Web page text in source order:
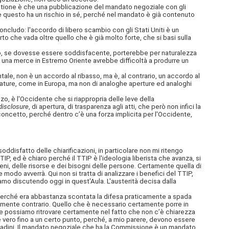
è che una pubblicazione del mandato negoziale con gli
ha un rischio in sé, perché nel mandato è già contenuto
l'accordo di libero scambio con gli Stati Uniti è un
che vada oltre quello che è già molto forte, che si basi sulla
se dovesse essere soddisfacente, porterebbe per naturalezza
merce in Estremo Oriente avrebbe difficoltà a produrre un
non è un accordo al ribasso, ma è, al contrario, un accordo al
come in Europa, ma non di analoghe aperture ed analoghi
è l'Occidente che si riappropria delle leve della
, di apertura, di trasparenza agli atti, che però non infici la
perché dentro c’è una forza implicita per l'Occidente,
delle chiarificazioni, in particolare non mi ritengo
ed è chiaro perché il TTIP è l'ideologia liberista che avanza, si
delle risorse e dei bisogni delle persone. Certamente quella di
avverrà. Qui non si tratta di analizzare i benefici del TTIP,
discutendo oggi in quest'Aula. L'austerità decisa dalla
era abbastanza scontata la difesa praticamente a spada
contrario. Quello che è necessario certamente porre in
ritrovare certamente nel fatto che non c’è chiarezza
fino a un certo punto, perché, a mio parere, devono essere
Il mandato negoziale che ha la Commissione è un mandato